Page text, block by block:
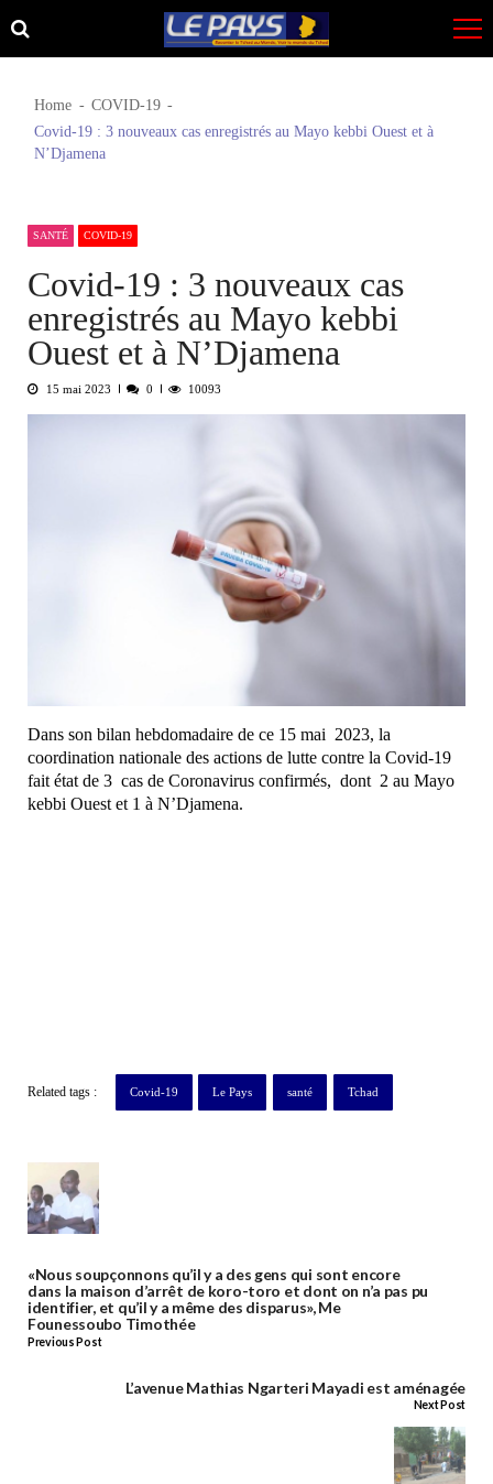
Skip
to
Skip
to
Home
COVID-19
Covid-19 : 3 nouveaux cas enregistrés au Mayo kebbi Ouest et à
N’Djamena
SANTÉ COVID-19
Covid-19 : 3 nouveaux cas
enregistrés au Mayo kebbi
Ouest et à N’Djamena
15 mai 2023 0 10093
Dans son bilan hebdomadaire de ce 15 mai 2023, la
coordination nationale des actions de lutte contre la Covid-19
fait état de 3 cas de Coronavirus confirmés, dont 2 au Mayo
kebbi Ouest et 1 à N’Djamena.
Related tags : Covid-19 Le Pays santé Tchad
«Nous soupçonnons qu’il y a des gens qui sont encore
dans la maison d’arrêt de koro-toro et dont on n’a pas pu
identifier, et qu’il y a même des disparus», Me
Founessoubo Timothée
Previous Post
L’avenue Mathias Ngarteri Mayadi est aménagée
Next Post